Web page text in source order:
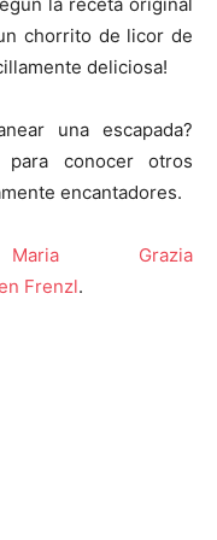
chorrito de licor de
deliciosa!
una escapada?
para conocer otros
encantadores.
Maria Grazia
Frenzl.